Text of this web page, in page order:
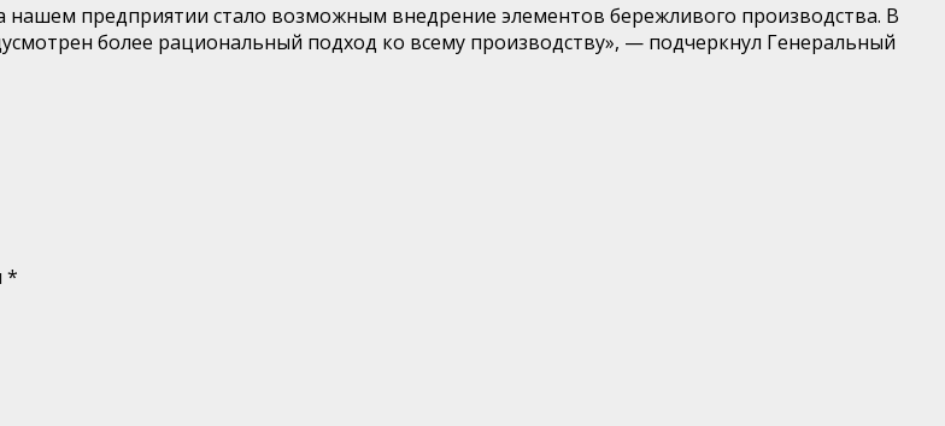
нашем предприятии стало возможным внедрение элементов бережливого производства. В
более рациональный подход ко всему производству», — подчеркнул Генеральный
*